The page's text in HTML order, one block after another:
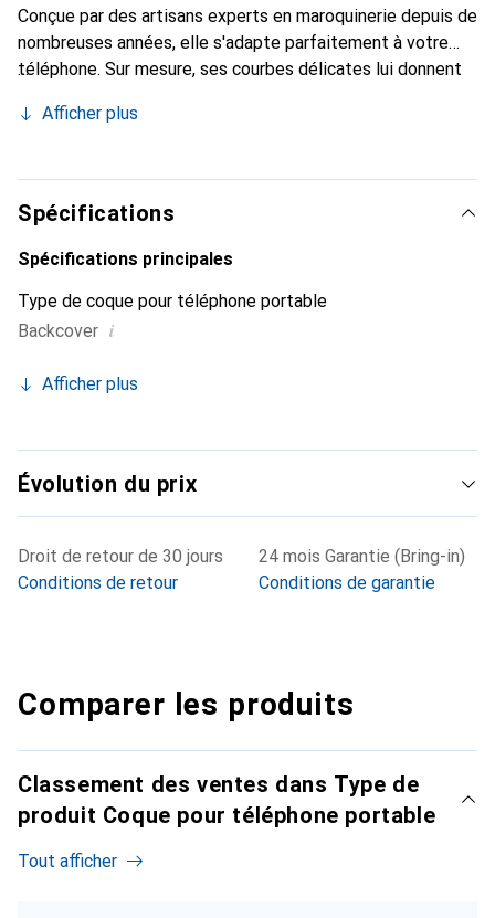
Conçue par des artisans experts en maroquinerie depuis de
nombreuses années, elle s'adapte parfaitement à votre
téléphone. Sur mesure, ses courbes délicates lui donnent
et indispensable de votre smartphone. Reconnaître
marque Noreve est un choix sûr pour une clientèle
exigeante.
Afficher plus
Spécifications
Spécifications principales
Type de coque pour téléphone portable
Backcover i
Afficher plus
Évolution du prix
Droit de retour de 30 jours
Conditions de retour
24 mois Garantie (Bring-in)
Conditions de garantie
Comparer les produits
Classement des ventes dans Type de
produit Coque pour téléphone portable
Tout afficher